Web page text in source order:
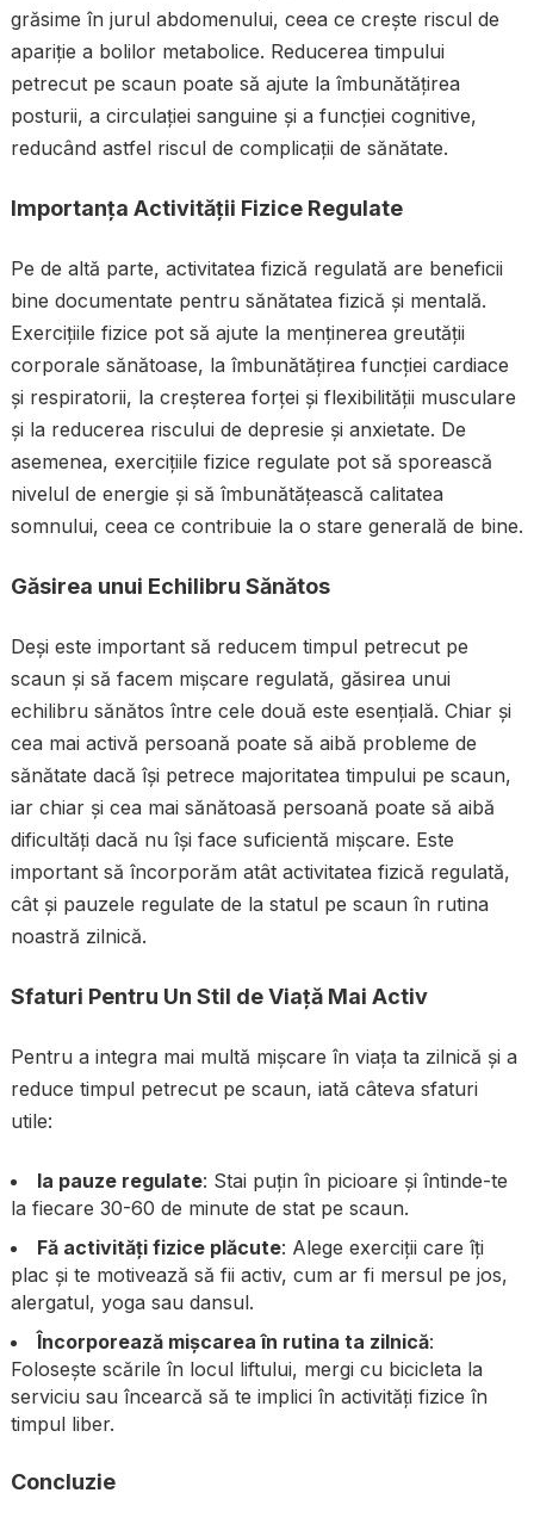
grăsime în jurul abdomenului, ceea ce crește riscul de
apariție a bolilor metabolice. Reducerea timpului
petrecut pe scaun poate să ajute la îmbunătățirea
posturii, a circulației sanguine și a funcției cognitive,
reducând astfel riscul de complicații de sănătate.
Importanța Activității Fizice Regulate
Pe de altă parte, activitatea fizică regulată are beneficii
bine documentate pentru sănătatea fizică și mentală.
Exercițiile fizice pot să ajute la menținerea greutății
corporale sănătoase, la îmbunătățirea funcției cardiace
și respiratorii, la creșterea forței și flexibilității musculare
și la reducerea riscului de depresie și anxietate. De
asemenea, exercițiile fizice regulate pot să sporească
nivelul de energie și să îmbunătățească calitatea
somnului, ceea ce contribuie la o stare generală de bine.
Găsirea unui Echilibru Sănătos
Deși este important să reducem timpul petrecut pe
scaun și să facem mișcare regulată, găsirea unui
echilibru sănătos între cele două este esențială. Chiar și
cea mai activă persoană poate să aibă probleme de
sănătate dacă își petrece majoritatea timpului pe scaun,
iar chiar și cea mai sănătoasă persoană poate să aibă
dificultăți dacă nu își face suficientă mișcare. Este
important să încorporăm atât activitatea fizică regulată,
cât și pauzele regulate de la statul pe scaun în rutina
noastră zilnică.
Sfaturi Pentru Un Stil de Viață Mai Activ
Pentru a integra mai multă mișcare în viața ta zilnică și a
reduce timpul petrecut pe scaun, iată câteva sfaturi
utile:
Ia pauze regulate: Stai puțin în picioare și întinde-te
la fiecare 30-60 de minute de stat pe scaun.
Fă activități fizice plăcute: Alege exerciții care îți
plac și te motivează să fii activ, cum ar fi mersul pe jos,
alergatul, yoga sau dansul.
Încorporează mișcarea în rutina ta zilnică:
Folosește scările în locul liftului, mergi cu bicicleta la
serviciu sau încearcă să te implici în activități fizice în
timpul liber.
Concluzie